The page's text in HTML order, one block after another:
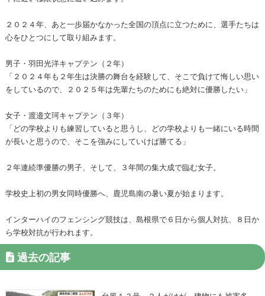
２０２４年、あと一歩届かなかった全国の頂点に立つために、選手たちは
心をひとつにして取り組みます。
男子・羽田光洋キャプテン（２年）
「２０２４年も２年生は決勝の舞台を経験して、そこで負けて悔しい思い
をしているので、２０２５年は先輩たちのためにも絶対に優勝したい」
女子・渡邉文珂キャプテン（３年）
「どの学校よりも練習していると思うし、どの学校よりも一緒にいる時間
が長いと思うので、そこを強みにしていけば勝てる」
２年連続準優勝の男子、そして、３年間の集大成で臨む女子。
学校史上初の男女同時優勝へ、鹿児島南の暑い夏が始まります。
インターハイのフェンシング競技は、島根県で６日から個人対抗、８日か
ら学校対抗が行われます。
過去の記事